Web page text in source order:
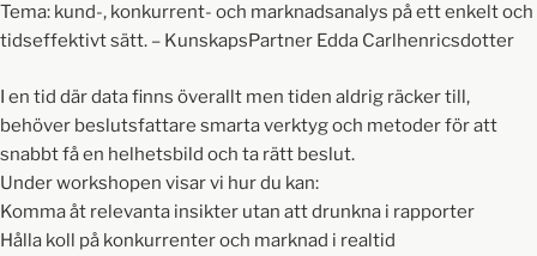
Tema: kund-, konkurrent- och marknadsanalys på ett enkelt och
tidseffektivt sätt. – KunskapsPartner Edda Carlhenricsdotter
I en tid där data finns överallt men tiden aldrig räcker till,
behöver beslutsfattare smarta verktyg och metoder för att
snabbt få en helhetsbild och ta rätt beslut.
Under workshopen visar vi hur du kan:
Komma åt relevanta insikter utan att drunkna i rapporter
Hålla koll på konkurrenter och marknad i realtid